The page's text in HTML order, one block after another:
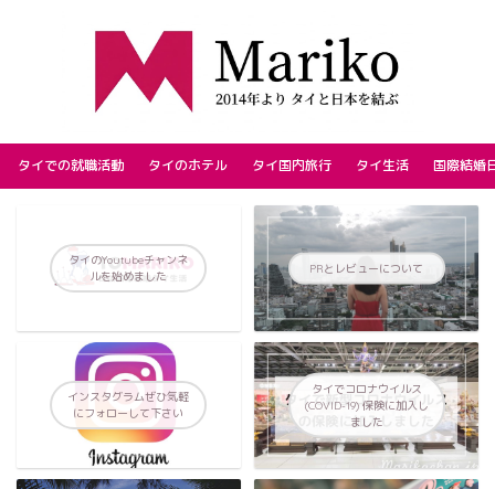
タイでの就職活動 タイのホテル タイ国内旅行 タイ生活 国際結婚
タイのYoutubeチャンネ
ルを始めました
PRとレビューについて
インスタグラムぜひ気軽
にフォローして下さい
タイでコロナウイルス
(COVID-19) 保険に加入し
ました